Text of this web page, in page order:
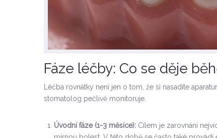
Fáze léčby: Co se děje
Léčba rovnátky není jen o tom, že si nasadíte
stomatolog pečlivě monitoruje.
Úvodní fáze (1-3 měsíce): Cílem je zarovnání